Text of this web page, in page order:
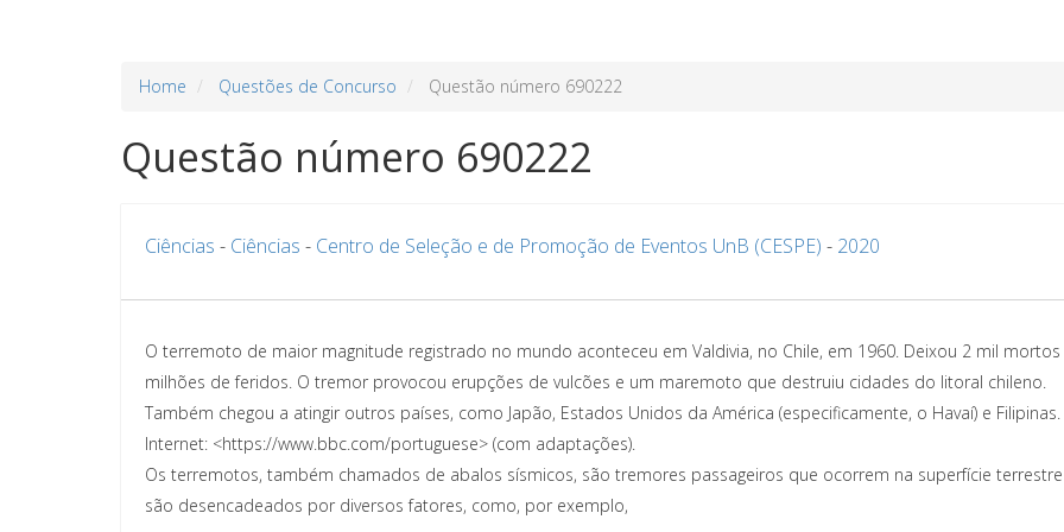
Home Questões de Concurso Questão número 690222
Questão número 690222
Ciências - Ciências - Centro de Seleção e de Promoção de Eventos UnB (CESPE) - 2020
O terremoto de maior magnitude registrado no mundo aconteceu em Valdivia, no Chile, em 1960. Deixou 2 mil mortos
milhões de feridos. O tremor provocou erupções de vulcões e um maremoto que destruiu cidades do litoral chileno.
Também chegou a atingir outros países, como Japão, Estados Unidos da América (especificamente, o Havaí) e Filipinas.
Internet: <https://www.bbc.com/portuguese> (com adaptações).
Os terremotos, também chamados de abalos sísmicos, são tremores passageiros que ocorrem na superfície
são desencadeados por diversos fatores, como, por exemplo,